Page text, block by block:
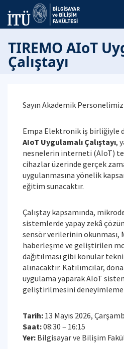
TIREMO AIoT
Çalıştayı
Sayın Akademik
Empa Elektronik iş birliğiyle
AIoT Uygulamalı Çalıştayı,
nesnelerin interneti (AIoT)
cihazlar üzerinde gerçek
uygulanmasına yönelik
eğitim sunacaktır.
Çalıştay kapsamında,
sistemlerde yapay zekâ
sensör verilerinin
haberleşme ve geliştirilen
dağıtılması gibi konular
alınacaktır. Katılımcılar,
uygulama yaparak AIoT
geliştirilmesini deneyimleme
Tarih: 13 Mayıs 2026,
Saat:08:30 – 16:15
Yer: Bilgisayar ve Bilişim